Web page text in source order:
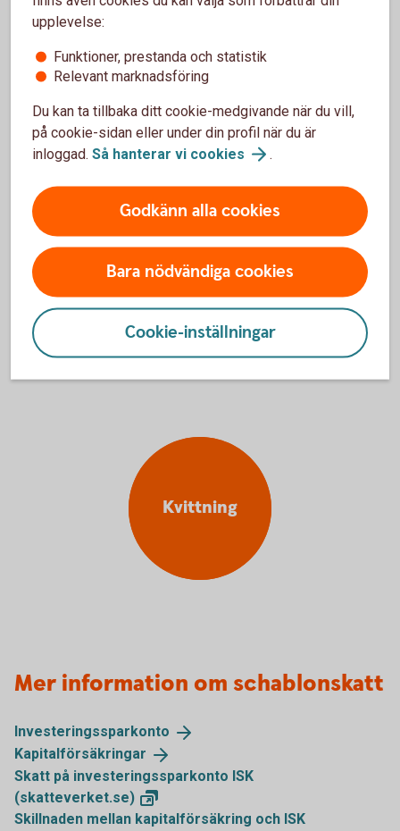
Kvittning av förluster och utgifter
i kapital – möjligt eller inte?
Kapitalförsäkring – NEJ
källskatt utan koppling till andra inkomster och utgifter. Det
betyder att den schablonmässiga avkastningen inte kan
kvittas mot förluster och utgifter i kapital.
Investeringssparkonto (ISK) – JA
Schablonintäkten på ett investeringssparkonto kan däremot
kvittas mot förluster och utgifter i kapital.
Kvittning
Mer information om schablonskatt
Investeringssparkonto
Kapitalförsäkringar
Skatt på investeringssparkonto ISK
(skatteverket.se)
Skillnaden mellan kapitalförsäkring och ISK
upplevelse:
Funktioner, prestanda och statistik
Relevant marknadsföring
Du kan ta tillbaka ditt cookie-medgivande när du vill,
på cookie-sidan eller under din profil när du är
inloggad. Så hanterar vi cookies .
Godkänn alla cookies
Bara nödvändiga cookies
Cookie-inställningar